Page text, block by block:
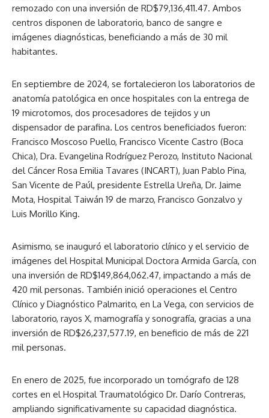
remozado con una inversión de RD$79,136,411.47. Ambos
centros disponen de laboratorio, banco de sangre e
imágenes diagnósticas, beneficiando a más de 30 mil
habitantes.
En septiembre de 2024, se fortalecieron los laboratorios de
anatomía patológica en once hospitales con la entrega de
19 microtomos, dos procesadores de tejidos y un
dispensador de parafina. Los centros beneficiados fueron:
Francisco Moscoso Puello, Francisco Vicente Castro (Boca
Chica), Dra. Evangelina Rodríguez Perozo, Instituto Nacional
del Cáncer Rosa Emilia Tavares (INCART), Juan Pablo Pina,
San Vicente de Paúl, presidente Estrella Ureña, Dr. Jaime
Mota, Hospital Taiwán 19 de marzo, Francisco Gonzalvo y
Luis Morillo King.
Asimismo, se inauguró el laboratorio clínico y el servicio de
imágenes del Hospital Municipal Doctora Armida García, con
una inversión de RD$149,864,062.47, impactando a más de
420 mil personas. También inició operaciones el Centro
Clínico y Diagnóstico Palmarito, en La Vega, con servicios de
laboratorio, rayos X, mamografía y sonografía, gracias a una
inversión de RD$26,237,577.19, en beneficio de más de 221
mil personas.
En enero de 2025, fue incorporado un tomógrafo de 128
cortes en el Hospital Traumatológico Dr. Darío Contreras,
ampliando significativamente su capacidad diagnóstica.